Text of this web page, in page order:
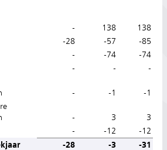
- 138
138
-28 -57
-85
- -74
-74
- -
-
- -1
-1
- 3
3
- -12
-12
-28 -3 -31